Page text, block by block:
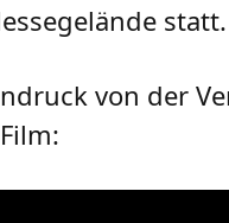
statt.
von der